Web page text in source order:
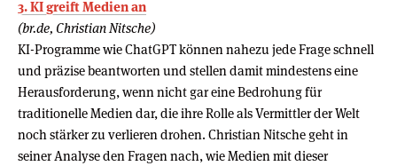
3. KI greift Medien an
(br.de, Christian Nitsche)
KI-Programme wie ChatGPT können nahezu jede Frage schnell
und präzise beantworten und stellen damit mindestens eine
Herausforderung, wenn nicht gar eine Bedrohung für
traditionelle Medien dar, die ihre Rolle als Vermittler der Welt
noch stärker zu verlieren drohen. Christian Nitsche geht in
seiner Analyse den Fragen nach, wie Medien mit dieser